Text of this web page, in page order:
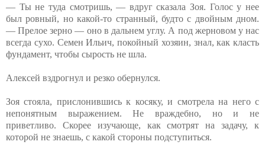
— Ты не туда смотришь, — вдруг сказала Зоя. Голос у нее
был ровный, но какой-то странный, будто с двойным дном.
— Прелое зерно — оно в дальнем углу. А под жерновом у нас
всегда сухо. Семен Ильич, покойный хозяин, знал, как класть
фундамент, чтобы сырость не шла.
Алексей вздрогнул и резко обернулся.
Зоя стояла, прислонившись к косяку, и смотрела на него с
непонятным выражением. Не враждебно, но и не
приветливо. Скорее изучающе, как смотрят на задачу, к
которой не знаешь, с какой стороны подступиться.